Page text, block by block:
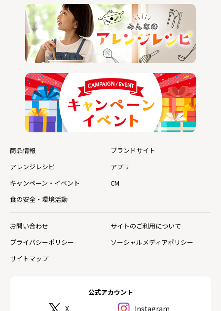
公式アカウント
X Instagram
商品情報
ブランドサイト
アレンジレシピ
アプリ
キャンペーン・イベント
CM
食の安全・環境活動
お問い合わせ
サイトのご利用について
プライバシーポリシー
ソーシャルメディアポリシー
サイトマップ